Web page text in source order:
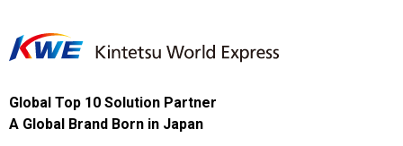
Global Top 10 Solution Partner
A Global Brand Born in Japan